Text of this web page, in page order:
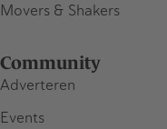
Movers & Shakers
Community
Adverteren
Events